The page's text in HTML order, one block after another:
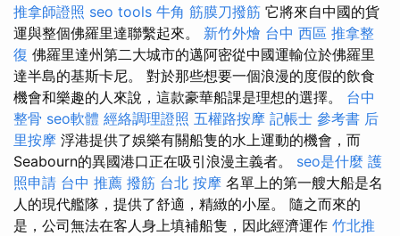
推拿師證照 seo tools 牛角 筋膜刀撥筋 它將來自中國的貨
運與整個佛羅里達聯繫起來。 新竹外燴 台中 西區 推拿整
復 佛羅里達州第二大城市的邁阿密從中國運輸位於佛羅里
達半島的基斯卡尼。 對於那些想要一個浪漫的度假的飲食
機會和樂趣的人來說，這款豪華船課是理想的選擇。 台中
整骨 seo軟體 經絡調理證照 五權路按摩 記帳士 參考書 后
里按摩 浮港提供了娛樂有關船隻的水上運動的機會，而
Seabourn的異國港口正在吸引浪漫主義者。 seo是什麼 護
照申請 台中 推薦 撥筋 台北 按摩 名單上的第一艘大船是名
人的現代艦隊，提供了舒適，精緻的小屋。 隨之而來的
是，公司無法在客人身上填補船隻，因此經濟運作 竹北推